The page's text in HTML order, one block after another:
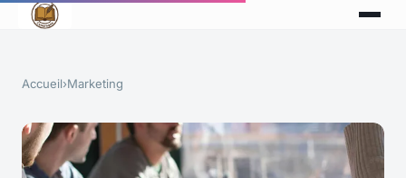
Accueil›Marketing